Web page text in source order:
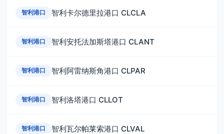
智利港口 智利卡尔德里拉港口 CLCLA
智利港口 智利安托法加斯塔港口 CLANT
智利港口 智利阿雷纳斯角港口 CLPAR
智利港口 智利洛塔港口 CLLOT
智利港口 智利瓦尔帕莱索港口 CLVAL